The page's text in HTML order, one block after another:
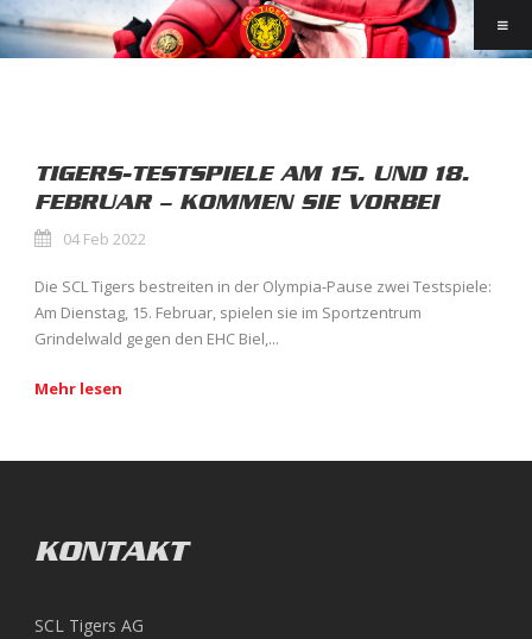
TIGERS-TESTSPIELE AM 15. UND 18.
FEBRUAR – KOMMEN SIE VORBEI
04 Feb 2022
Die SCL Tigers bestreiten in der Olympia-Pause zwei Testspiele:
Am Dienstag, 15. Februar, spielen sie im Sportzentrum
Grindelwald gegen den EHC Biel,...
Mehr lesen
KONTAKT
SCL Tigers AG